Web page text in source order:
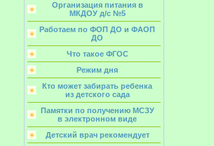
Организация питания в
МКДОУ д/с №5
Работаем по ФОП ДО и ФАОП
ДО
Что такое ФГОС
Режим дня
Кто может забирать ребенка
из детского сада
Памятки по получению МСЗУ
в электронном виде
Детский врач рекомендует